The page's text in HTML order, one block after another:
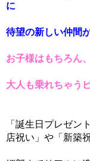
に
待望の新しい仲間
お子様はもちろん
大人も乗れちゃう
「誕生日プレゼン
店祝い」や「新築